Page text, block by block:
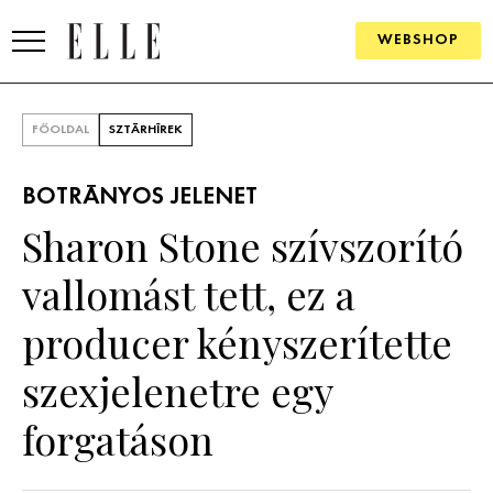
WEBSHOP
SZÉPSÉG
PSZICHÉ
ÉLETMÓD
FŐOLDAL SZTÁRHÍREK
BOTRÁNYOS JELENET
Sharon Stone szívszorító
vallomást tett, ez a
producer kényszerítette
szexjelenetre egy
forgatáson